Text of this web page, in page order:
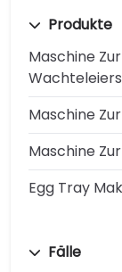
Produkte
Maschine
Maschine
Maschine
Egg Tray
Fälle